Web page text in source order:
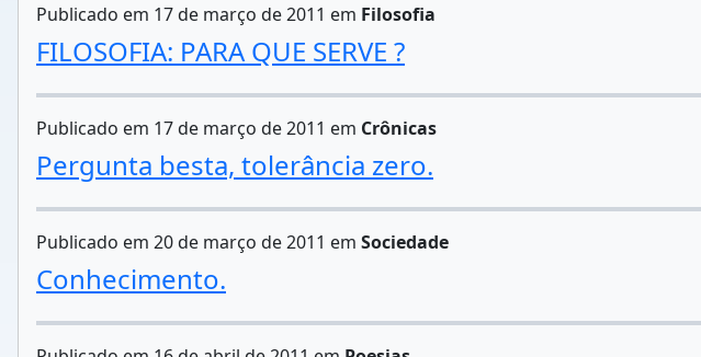
Publicado em 17 de março de 2011 em Filosofia
FILOSOFIA: PARA QUE SERVE ?
Publicado em 17 de março de 2011 em Crônicas
Pergunta besta, tolerância zero.
Publicado em 20 de março de 2011 em Sociedade
Conhecimento.